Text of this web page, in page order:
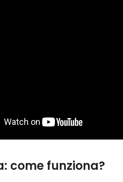
come funziona?